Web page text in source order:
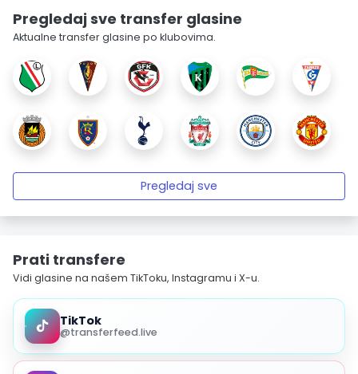
Pregledaj sve transfer glasine
Aktualne transfer glasine po klubovima.
Pregledaj sve
Prati transfere
Vidi glasine na našem TikToku, Instagramu i X-u.
TikTok
@transferfeed.live